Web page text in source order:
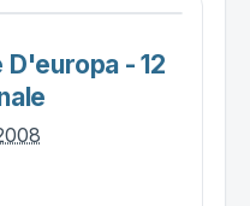
D'europa - 12